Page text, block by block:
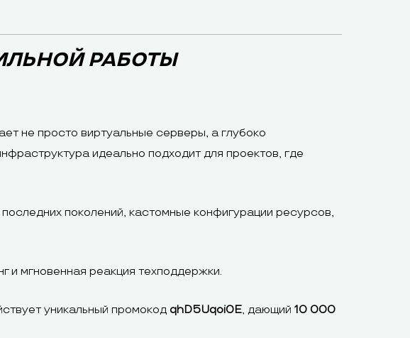
РАБОТЫ
не просто виртуальные серверы, а глубоко
идеально подходит для проектов, где
поколений, кастомные конфигурации ресурсов,
и мгновенная реакция техподдержки.
уникальный промокод qhD5Uqoi0E, дающий 10 000